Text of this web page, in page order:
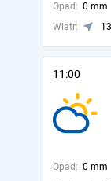
Opad: 0 mm
Wiatr:
11:00
Opad: 0 mm